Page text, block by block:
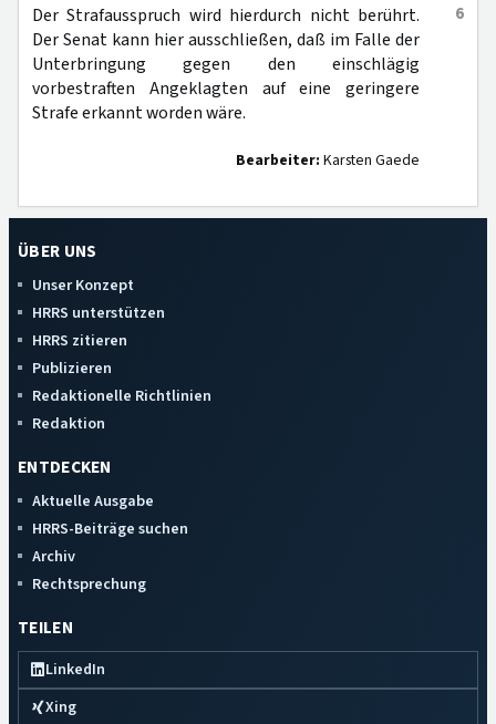
6
Der Strafausspruch wird hierdurch nicht berührt.
Der Senat kann hier ausschließen, daß im Falle der
Unterbringung gegen den einschlägig
vorbestraften Angeklagten auf eine geringere
Strafe erkannt worden wäre.
Bearbeiter: Karsten Gaede
ÜBER UNS
Unser Konzept
HRRS unterstützen
HRRS zitieren
Publizieren
Redaktionelle Richtlinien
Redaktion
ENTDECKEN
Aktuelle Ausgabe
HRRS-Beiträge suchen
Archiv
Rechtsprechung
TEILEN
LinkedIn
Xing